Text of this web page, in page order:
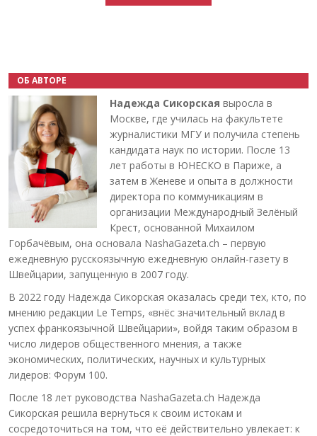
ОБ АВТОРЕ
Надежда Сикорская выросла в
Москве, где училась на факультете
журналистики МГУ и получила степень
кандидата наук по истории. После 13
лет работы в ЮНЕСКО в Париже, а
затем в Женеве и опыта в должности
директора по коммуникациям в
организации Международный Зелёный
Крест, основанной Михаилом
Горбачёвым, она основала NashaGazeta.ch – первую
ежедневную русскоязычную ежедневную онлайн-газету в
Швейцарии, запущенную в 2007 году.
В 2022 году Надежда Сикорская оказалась среди тех, кто, по
мнению редакции Le Temps, «внёс значительный вклад в
успех франкоязычной Швейцарии», войдя таким образом в
число лидеров общественного мнения, а также
экономических, политических, научных и культурных
лидеров: Форум 100.
После 18 лет руководства NashaGazeta.ch Надежда
Сикорская решила вернуться к своим истокам и
сосредоточиться на том, что её действительно увлекает: к